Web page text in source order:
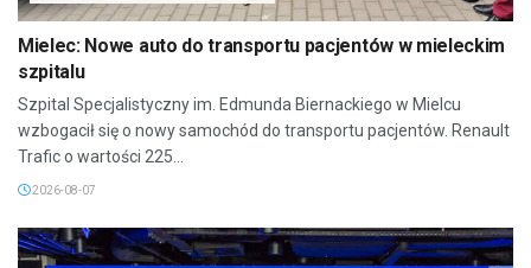
Mielec: Nowe auto do transportu pacjentów w mieleckim
szpitalu
Szpital Specjalistyczny im. Edmunda Biernackiego w Mielcu
wzbogacił się o nowy samochód do transportu pacjentów. Renault
Trafic o wartości 225...
2026-08-07